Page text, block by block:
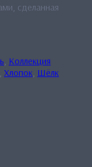
сделанная
Коллекция
Хлопок Шёлк